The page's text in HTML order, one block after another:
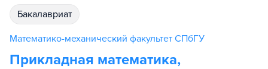
бакалавриат
Математико-механический факультет СПбГУ
Прикладная математика,